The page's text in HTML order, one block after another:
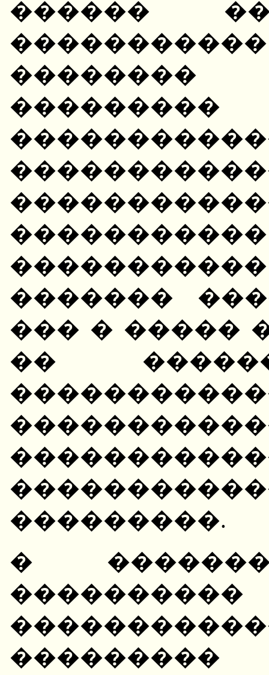
������
�������
��� � �����
��
���������.
�